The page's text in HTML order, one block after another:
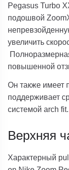
Pegasus Turbo
подошвой
увеличить
повышенной
Он также имеет
поддерживает
системой arch fit.
Верхняя
Характерный